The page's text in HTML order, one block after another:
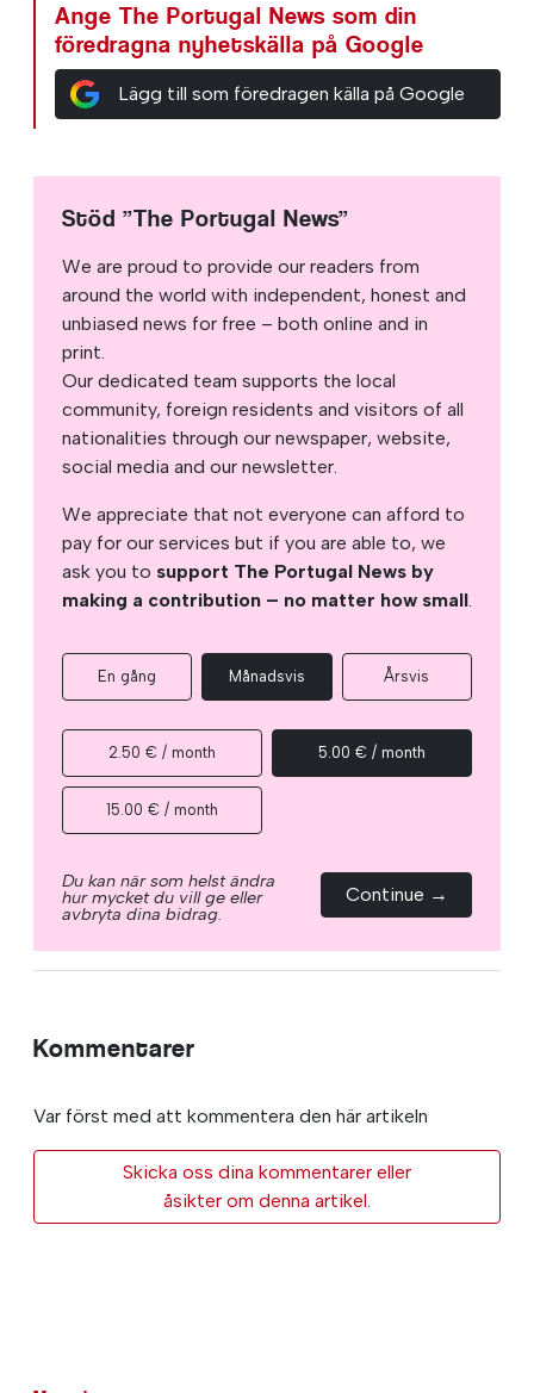
Ange The Portugal News som din
föredragna nyhetskälla på Google
Lägg till som föredragen källa på Google
Stöd ”The Portugal News”
We are proud to provide our readers from
around the world with independent, honest and
unbiased news for free – both online and in
print.
Our dedicated team supports the local
community, foreign residents and visitors of all
nationalities through our newspaper, website,
social media and our newsletter.
We appreciate that not everyone can afford to
pay for our services but if you are able to, we
ask you to support The Portugal News by
making a contribution – no matter how small
En gång Månadsvis Årsvis
2.50 € / month 5.00 € / month
15.00 € / month
Du kan när som helst ändra
hur mycket du vill ge eller
avbryta dina bidrag.
Continue →
Kommentarer
Var först med att kommentera den här artikeln
Skicka oss dina kommentarer eller
åsikter om denna artikel.